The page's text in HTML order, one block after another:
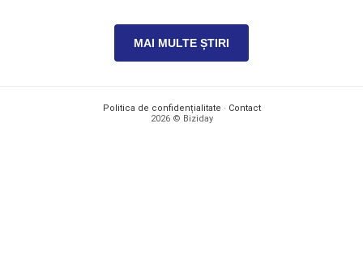
MAI MULTE ȘTIRI
Politica de confidențialitate · Contact
2026 © Biziday